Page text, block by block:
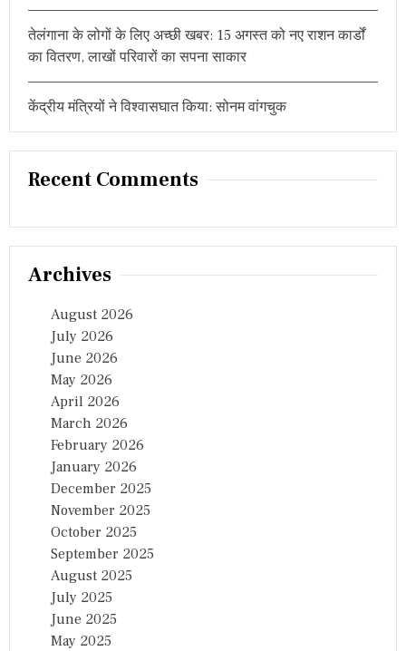
तेलंगाना के लोगों के लिए अच्छी खबर: 15 अगस्त को नए राशन कार्डों
का वितरण, लाखों परिवारों का सपना साकार
केंद्रीय मंत्रियों ने विश्वासघात किया: सोनम वांगचुक
Recent Comments
Archives
August 2026
July 2026
June 2026
May 2026
April 2026
March 2026
February 2026
January 2026
December 2025
November 2025
October 2025
September 2025
August 2025
July 2025
June 2025
May 2025